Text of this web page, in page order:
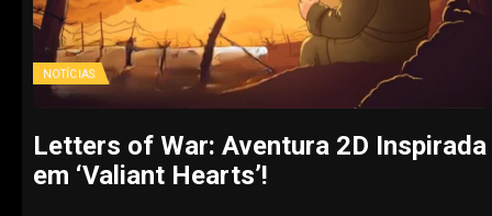
NOTÍCIAS
Letters of War: Aventura 2D Inspirada
em ‘Valiant Hearts’!